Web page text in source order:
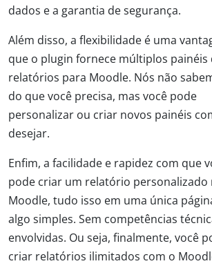
dados e a garantia de segurança.
Além disso, a flexibilidade é uma
que o plugin fornece múltiplos painéis
relatórios para Moodle. Nós não
do que você precisa, mas você pode
personalizar ou criar novos painéis
desejar.
Enfim, a facilidade e rapidez com que
pode criar um relatório personalizado
Moodle, tudo isso em uma única
algo simples. Sem competências
envolvidas. Ou seja, finalmente, você
criar relatórios ilimitados com o